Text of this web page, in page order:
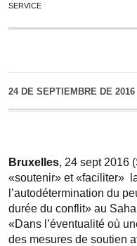
SERVICE
24 DE SEPTIEMBRE DE 2016
Bruxelles, 24 sept 2016
«soutenir» et «faciliter»
l’autodétermination du
durée du conflit» au
«Dans l’éventualité où
des mesures de soutien